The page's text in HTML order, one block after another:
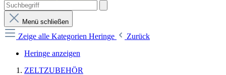
Menü schließen
Zeige alle Kategorien Heringe
Zurück
Heringe anzeigen
ZELTZUBEHÖR